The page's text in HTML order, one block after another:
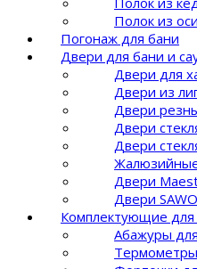
Полок из
Погонаж для бани
Двери для бани и
Двери для
Двери из
Двери
Двери
Двери
Двери
Двери
Комплектующие для
Абажуры